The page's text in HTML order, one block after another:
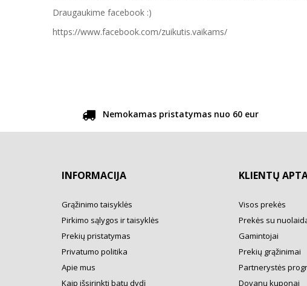
Draugaukime facebook :)
https://www.facebook.com/zuikutis.vaikams/
Nemokamas pristatymas nuo 60 eur
INFORMACIJA
Grąžinimo taisyklės
Pirkimo sąlygos ir taisyklės
Prekių pristatymas
Privatumo politika
Apie mus
Kaip išsirinkti batų dydį
KLIENTŲ
Visos prekės
Prekės su
Gamintojai
Prekių grąžinimai
Partnerystės
Dovanų kuponai